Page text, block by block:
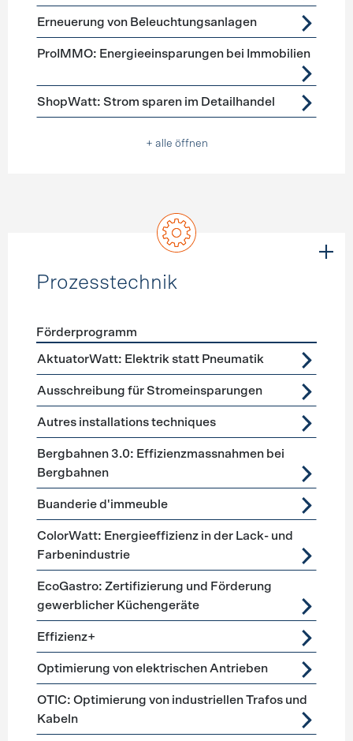
Erneuerung von Beleuchtungsanlagen
ProIMMO: Energieeinsparungen bei Immobilien
ShopWatt: Strom sparen im Detailhandel
+ alle öffnen
Prozesstechnik
Förderprogramme Prozesstechnik
Förderprogramm
AktuatorWatt: Elektrik statt Pneumatik
Ausschreibung für Stromeinsparungen
Autres installations techniques
Bergbahnen 3.0: Effizienzmassnahmen bei
Bergbahnen
Buanderie d'immeuble
ColorWatt: Energieeffizienz in der Lack- und
Farbenindustrie
EcoGastro: Zertifizierung und Förderung
gewerblicher Küchengeräte
Effizienz+
Optimierung von elektrischen Antrieben
OTIC: Optimierung von industriellen Trafos und
Kabeln